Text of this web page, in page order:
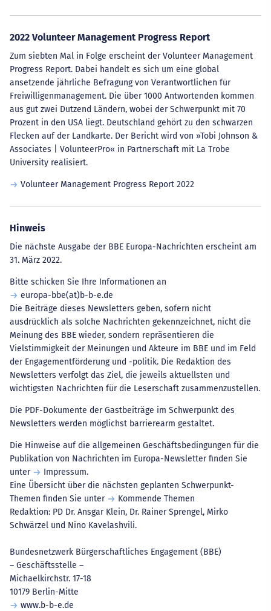
2022 Volunteer Management Progress Report
Zum siebten Mal in Folge erscheint der Volunteer Management
Progress Report. Dabei handelt es sich um eine global
ansetzende jährliche Befragung von Verantwortlichen für
Freiwilligenmanagement. Die über 1000 Antwortenden kommen
aus gut zwei Dutzend Ländern, wobei der Schwerpunkt mit 70
Prozent in den USA liegt. Deutschland gehört zu den schwarzen
Flecken auf der Landkarte. Der Bericht wird von »Tobi Johnson &
Associates | VolunteerPro« in Partnerschaft mit La Trobe
University realisiert.
Volunteer Management Progress Report 2022
Hinweis
Die nächste Ausgabe der BBE Europa-Nachrichten erscheint am
31. März 2022.
Bitte schicken Sie Ihre Informationen an
europa-bbe(at)b-b-e.de
Die Beiträge dieses Newsletters geben, sofern nicht
ausdrücklich als solche Nachrichten gekennzeichnet, nicht die
Meinung des BBE wieder, sondern repräsentieren die
Vielstimmigkeit der Meinungen und Akteure im BBE und im Feld
der Engagementförderung und -politik. Die Redaktion des
Newsletters verfolgt das Ziel, die jeweils aktuellsten und
wichtigsten Nachrichten für die Leserschaft zusammenzustellen.
Die PDF-Dokumente der Gastbeiträge im Schwerpunkt des
Newsletters werden möglichst barrierearm gestaltet.
Die Hinweise auf die allgemeinen Geschäftsbedingungen für die
Publikation von Nachrichten im Europa-Newsletter finden Sie
unter
Impressum.
Eine Übersicht über die nächsten geplanten Schwerpunkt-
Themen finden Sie unter
Kommende Themen
Redaktion: PD Dr. Ansgar Klein, Dr. Rainer Sprengel, Mirko
Schwärzel und Nino Kavelashvili.
Bundesnetzwerk Bürgerschaftliches Engagement (BBE)
– Geschäftsstelle –
Michaelkirchstr. 17-18
10179 Berlin-Mitte
www.b-b-e.de